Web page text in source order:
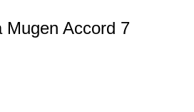
Mugen Accord 7